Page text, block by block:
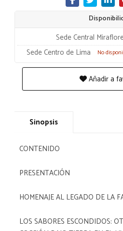
Sede Central
Sede Centro de Lima No
Añadir a
Sinopsis
CONTENIDO
PRESENTACIÓN
HOMENAJE AL LEGADO DE LA
LOS SABORES ESCONDIDOS: